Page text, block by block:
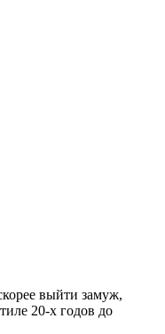
выйти замуж,
20-х годов до